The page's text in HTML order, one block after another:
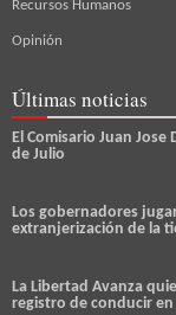
Recursos Humanos
Opinión
Últimas noticias
El Comisario Juan Jose
de Julio
Los gobernadores
extranjerización de la
La Libertad Avanza
registro de conducir en